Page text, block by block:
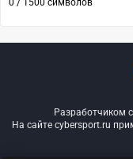
0 / 1500 символов
Разработчиком
На сайте cybersport.ru